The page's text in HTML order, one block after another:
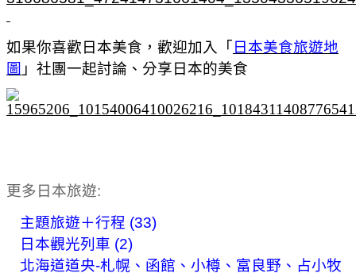
如果你喜歡日本美食，歡迎加入「 日本美食旅遊地
圖 」社團一起討論、分享日本的美食
更多日本旅遊:
主題旅遊＋行程 (33)
日本觀光列車 (2)
北海道道央-札幌、函館、小樽、富良野、占小牧